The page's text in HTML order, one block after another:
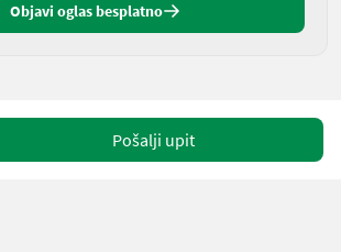
Objavi oglas besplatno
Pošalji upit